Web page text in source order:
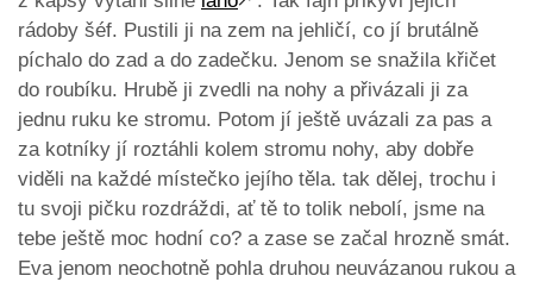
rádoby šéf. Pustili ji na zem na jehličí, co jí brutálně
píchalo do zad a do zadečku. Jenom se snažila křičet
do roubíku. Hrubě ji zvedli na nohy a přivázali ji za
jednu ruku ke stromu. Potom jí ještě uvázali za pas a
za kotníky jí roztáhli kolem stromu nohy, aby dobře
viděli na každé místečko jejího těla. tak dělej, trochu i
tu svoji pičku rozdráždi, ať tě to tolik nebolí, jsme na
tebe ještě moc hodní co? a zase se začal hrozně smát.
Eva jenom neochotně pohla druhou neuvázanou rukou a